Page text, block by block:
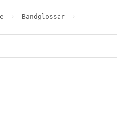
› Bandglossar
›